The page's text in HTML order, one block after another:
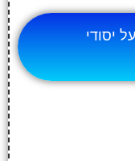
יסודי